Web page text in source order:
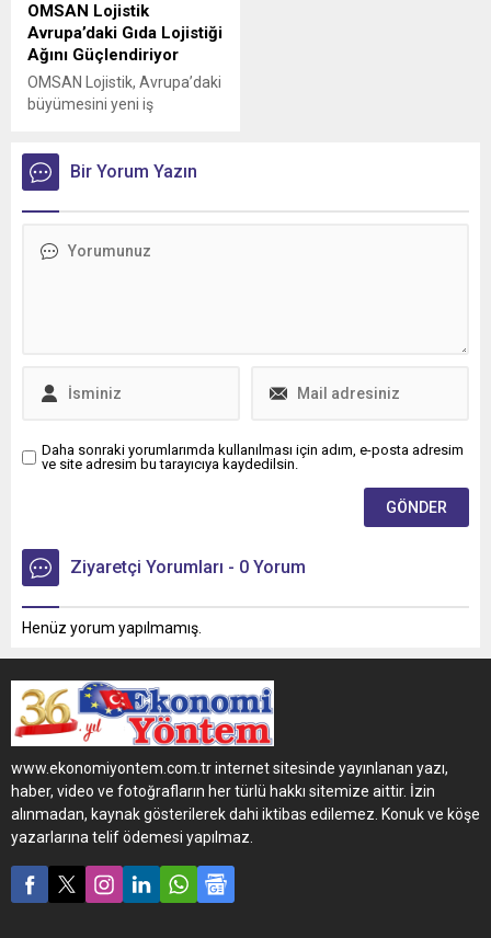
OMSAN Lojistik
Avrupa’daki Gıda Lojistiği
Ağını Güçlendiriyor
OMSAN Lojistik, Avrupa’daki
büyümesini yeni iş
Bir Yorum Yazın
Daha sonraki yorumlarımda kullanılması için adım, e-posta adresim
ve site adresim bu tarayıcıya kaydedilsin.
Ziyaretçi Yorumları - 0 Yorum
Henüz yorum yapılmamış.
www.ekonomiyontem.com.tr internet sitesinde yayınlanan yazı,
haber, video ve fotoğrafların her türlü hakkı sitemize aittir. İzin
alınmadan, kaynak gösterilerek dahi iktibas edilemez. Konuk ve köşe
yazarlarına telif ödemesi yapılmaz.